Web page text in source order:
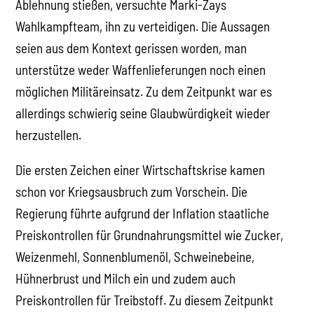
Ablehnung stießen, versuchte Marki-Zays
Wahlkampfteam, ihn zu verteidigen. Die Aussagen
seien aus dem Kontext gerissen worden, man
unterstütze weder Waffenlieferungen noch einen
möglichen Militäreinsatz. Zu dem Zeitpunkt war es
allerdings schwierig seine Glaubwürdigkeit wieder
herzustellen.
Die ersten Zeichen einer Wirtschaftskrise kamen
schon vor Kriegsausbruch zum Vorschein. Die
Regierung führte aufgrund der Inflation staatliche
Preiskontrollen für Grundnahrungsmittel wie Zucker,
Weizenmehl, Sonnenblumenöl, Schweinebeine,
Hühnerbrust und Milch ein und zudem auch
Preiskontrollen für Treibstoff. Zu diesem Zeitpunkt